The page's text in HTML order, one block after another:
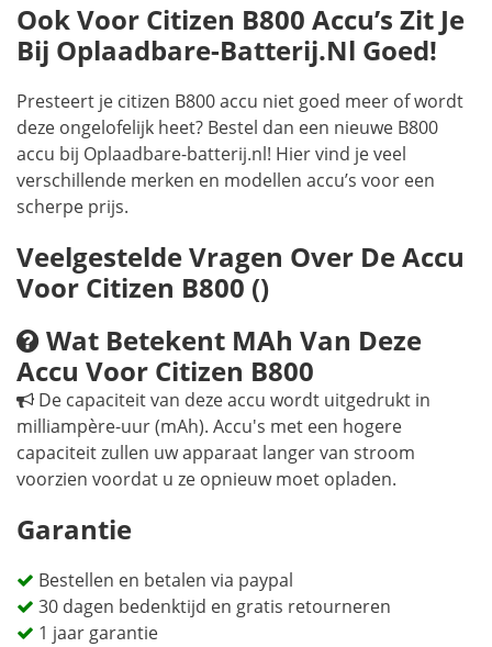
Ook Voor Citizen B800 Accu’s Zit Je
Bij Oplaadbare-Batterij.nl Goed!
Presteert je citizen B800 accu niet goed meer of wordt
deze ongelofelijk heet? Bestel dan een nieuwe B800
accu bij Oplaadbare-batterij.nl! Hier vind je veel
verschillende merken en modellen accu’s voor een
scherpe prijs.
Veelgestelde Vragen Over De Accu
Voor Citizen B800 ()
Wat Betekent MAh Van Deze
Accu Voor Citizen B800
De capaciteit van deze accu wordt uitgedrukt in
milliampère-uur (mAh). Accu's met een hogere
capaciteit zullen uw apparaat langer van stroom
voorzien voordat u ze opnieuw moet opladen.
Garantie
Bestellen en betalen via paypal
30 dagen bedenktijd en gratis retourneren
1 jaar garantie